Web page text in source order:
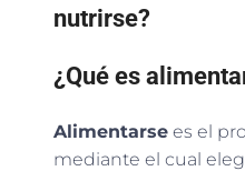
nutrirse?
¿Qué es
Alimentarse es el
mediante el cual